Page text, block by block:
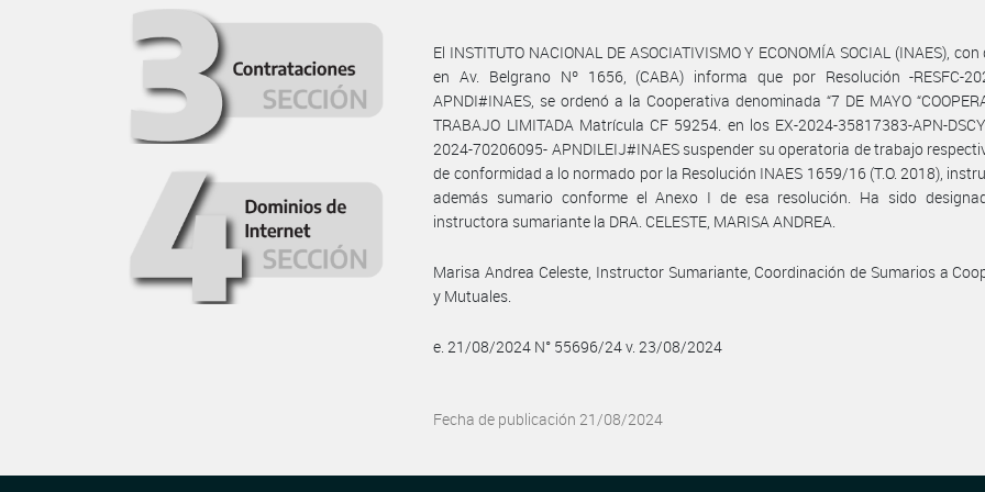
El INSTITUTO NACIONAL DE ASOCIATIVISMO Y ECONOMÍA SOCIAL (INAES),
en Av. Belgrano Nº 1656, (CABA) informa que por Resolución -RESFC-
APNDI#INAES, se ordenó a la Cooperativa denominada “7 DE MAYO
TRABAJO LIMITADA Matrícula CF 59254. en los EX-2024-35817383-APN-
2024-70206095- APNDILEIJ#INAES suspender su operatoria de trabajo
de conformidad a lo normado por la Resolución INAES 1659/16 (T.O. 2018),
además sumario conforme el Anexo I de esa resolución. Ha sido
instructora sumariante la DRA. CELESTE, MARISA ANDREA.
Marisa Andrea Celeste, Instructor Sumariante, Coordinación de Sumarios a
y Mutuales.
e. 21/08/2024 N° 55696/24 v. 23/08/2024
Fecha de publicación 21/08/2024